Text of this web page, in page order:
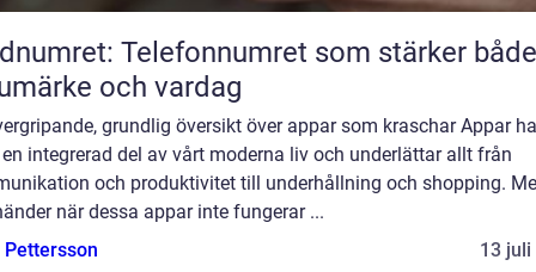
Telefonnumret som stärker både
och vardag
grundlig översikt över appar som kraschar Appar
integrerad del av vårt moderna liv och underlättar allt från
och produktivitet till underhållning och shopping.
när dessa appar inte fungerar ...
13 juli